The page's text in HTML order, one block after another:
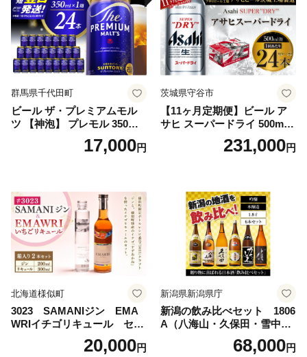
群馬県千代田町
ビール ザ・プレミアムモル
ツ 【神泡】 プレモル 350ml
× 24本 サントリー〈天然水の
ビール工場〉群馬※沖縄・離
17,000円
茨城県守谷市
【11ヶ月定期便】ビール ア
サヒ スーパードライ 500ml 2
4本 1ケース×11ヶ月 | アサヒ
ビール 究極の辛口 酒 お酒 ア
uper dry 11回 缶ビール 缶 ギ
フト 内祝い 茨城県守谷市 送
料無料
231,000円
北海道様似町
3023 SAMANIジン EMA
WRIイチゴリキュール セッ
ト（箱入り）【大人の味 酒
お酒 洋酒 スピリッツ クラフ
20,000円
新潟県新潟県庁
新潟の飲み比べセット 1806
A（八海山・久保田・雪中
梅・越乃寒梅・かたふね・千
68,000円